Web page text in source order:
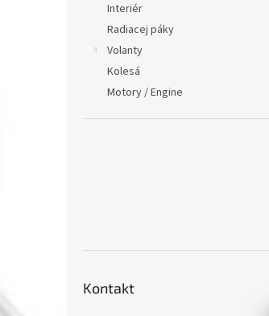
Interiér
Radiacej páky
Volanty
Kolesá
Motory / Engine
Kontakt